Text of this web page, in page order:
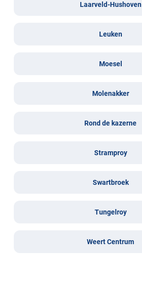
Laarveld-Hushoven
Leuken
Moesel
Molenakker
Rond de kazerne
Stramproy
Swartbroek
Tungelroy
Weert Centrum